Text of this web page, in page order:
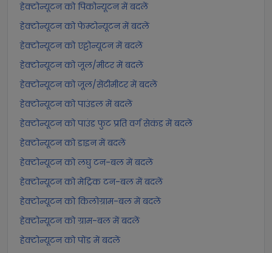
हेक्टोन्यूटन को पिकोन्यूटन में बदलें
हेक्टोन्यूटन को फेम्टोन्यूटन में बदलें
हेक्टोन्यूटन को एट्टोन्यूटन में बदलें
हेक्टोन्यूटन को जूल/मीटर में बदलें
हेक्टोन्यूटन को जूल/सेंटीमीटर में बदलें
हेक्टोन्यूटन को पाउंडल में बदलें
हेक्टोन्यूटन को पाउंड फुट प्रति वर्ग सेकंड में बदलें
हेक्टोन्यूटन को डाइन में बदलें
हेक्टोन्यूटन को लघु टन-बल में बदलें
हेक्टोन्यूटन को मेट्रिक टन-बल में बदलें
हेक्टोन्यूटन को किलोग्राम-बल में बदलें
हेक्टोन्यूटन को ग्राम-बल में बदलें
हेक्टोन्यूटन को पोंड में बदलें